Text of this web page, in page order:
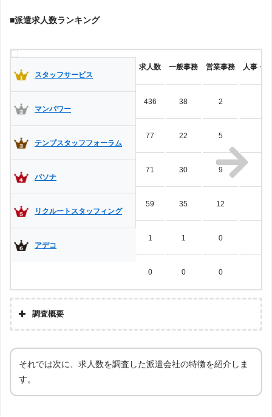
web登録可能
事務職・営業職の紹介予定派遣
東京 理系 外国人
事務
人事・総務事務 金融事務 学校事務
■派遣求人数ランキング
スタッフサービス
マンパワー
テンプスタッフフォーラム
パソナ
リクルートスタッフィング
アデコ
求人数
436
77
71
59
1
0
一般事務
38
22
30
35
1
0
営業事務
2
5
9
12
0
0
人事・
調査概要
それでは次に、求人数を調査した派遣会社の特徴を紹介しま
す。